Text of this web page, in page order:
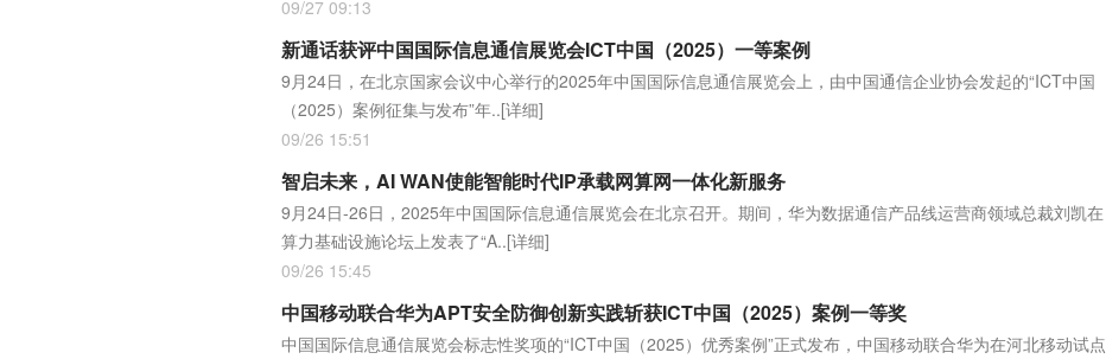
09/27 09:13
新通话获评中国国际信息通信展览会ICT中国（2025）一等案例
9月24日，在北京国家会议中心举行的2025年中国国际信息通信展览会上，由中国通信企业协会发起的“ICT中国
（2025）案例征集与发布”年..[详细]
09/26 15:51
智启未来，AI WAN使能智能时代IP承载网算网一体化新服务
9月24日-26日，2025年中国国际信息通信展览会在北京召开。期间，华为数据通信产品线运营商领域总裁刘凯在
算力基础设施论坛上发表了“A..[详细]
09/26 15:45
中国移动联合华为APT安全防御创新实践斩获ICT中国（2025）案例一等奖
中国国际信息通信展览会标志性奖项的“ICT中国（2025）优秀案例”正式发布，中国移动联合华为在河北移动试点